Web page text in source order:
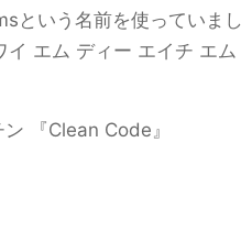
という名前を使っていまし
イ エム ディー エイチ エ
『Clean Code』